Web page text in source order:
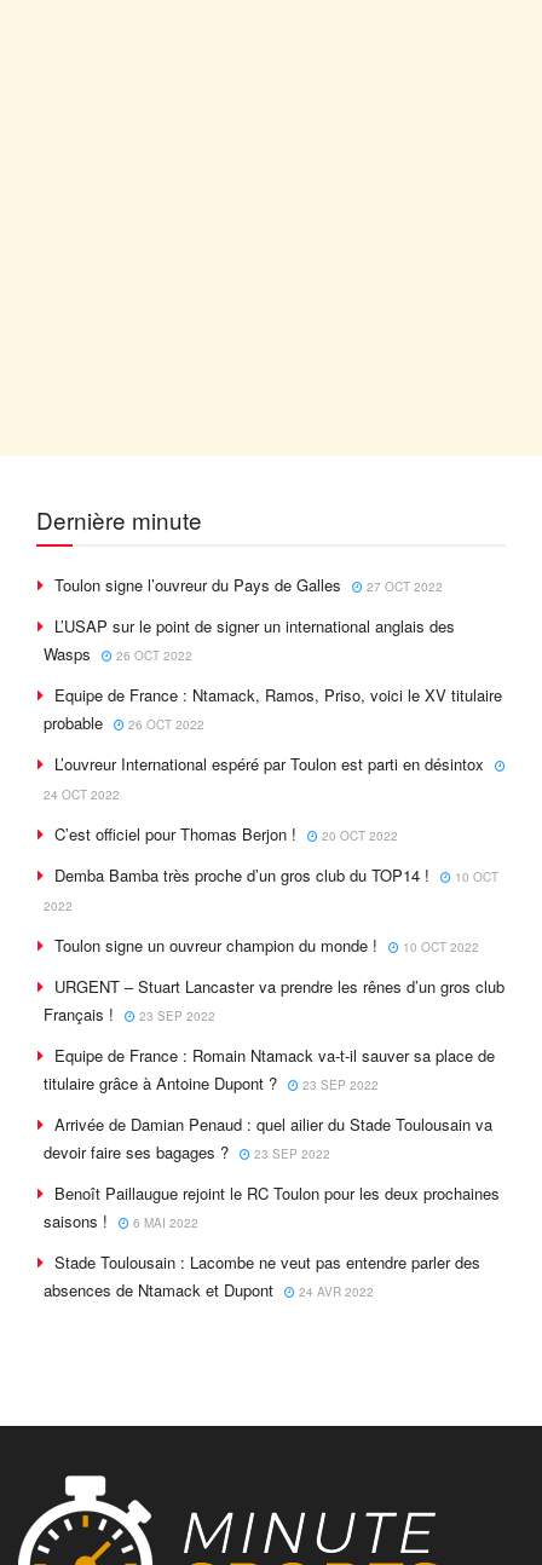
Dernière minute
Toulon signe l’ouvreur du Pays de Galles 27 OCT 2022
L’USAP sur le point de signer un international anglais des
Wasps
26 OCT 2022
Equipe de France : Ntamack, Ramos, Priso, voici le XV titulaire
probable
26 OCT 2022
L’ouvreur International espéré par Toulon est parti en désintox
24 OCT 2022
C’est officiel pour Thomas Berjon ! 20 OCT 2022
Demba Bamba très proche d’un gros club du TOP14 !
10 OCT
2022
Toulon signe un ouvreur champion du monde ! 10 OCT 2022
URGENT – Stuart Lancaster va prendre les rênes d’un gros club
Français !
23 SEP 2022
Equipe de France : Romain Ntamack va-t-il sauver sa place de
titulaire grâce à Antoine Dupont ?
23 SEP 2022
Arrivée de Damian Penaud : quel ailier du Stade Toulousain va
devoir faire ses bagages ?
23 SEP 2022
Benoît Paillaugue rejoint le RC Toulon pour les deux prochaines
saisons !
6 MAI 2022
Stade Toulousain : Lacombe ne veut pas entendre parler des
absences de Ntamack et Dupont
24 AVR 2022